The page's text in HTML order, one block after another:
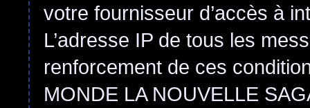
votre fournisseur d’accès à
L’adresse IP de tous les
renforcement de ces
MONDE LA NOUVELLE